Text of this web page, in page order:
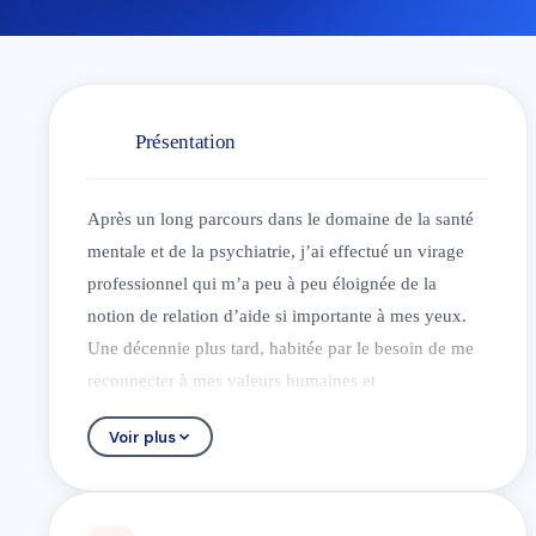
Présentation
Après un long parcours dans le domaine de la santé
mentale et de la psychiatrie, j’ai effectué un virage
professionnel qui m’a peu à peu éloignée de la
notion de relation d’aide si importante à mes yeux.
Une décennie plus tard, habitée par le besoin de me
reconnecter à mes valeurs humaines et
professionnelles, j’entame une formation
passionnante en thérapie sexofonctionnelle.
Voir plus